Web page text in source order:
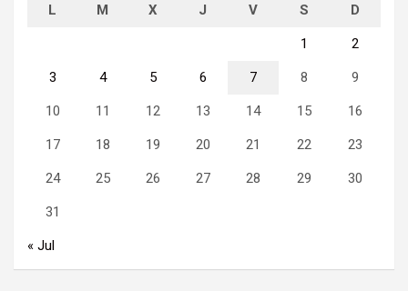
L M X J V S D
1 2
3 4 5 6 7 8 9
10 11 12 13 14 15 16
17 18 19 20 21 22 23
24 25 26 27 28 29 30
31
« Jul